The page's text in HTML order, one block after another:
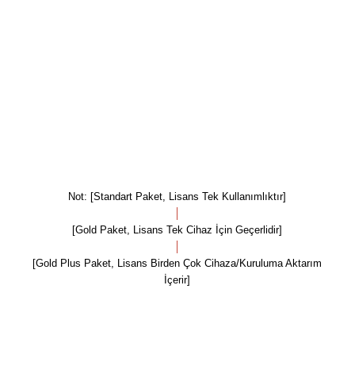
Not: [Standart Paket, Lisans Tek Kullanımlıktır]
[Gold Paket, Lisans Tek Cihaz İçin Geçerlidir]
[Gold Plus Paket, Lisans Birden Çok Cihaza/Kuruluma Aktarım
İçerir]